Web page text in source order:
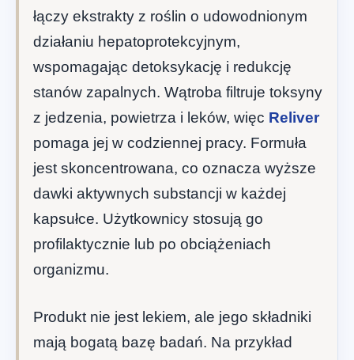
łączy ekstrakty z roślin o udowodnionym
działaniu hepatoprotekcyjnym,
wspomagając detoksykację i redukcję
stanów zapalnych. Wątroba filtruje toksyny
z jedzenia, powietrza i leków, więc Reliver
pomaga jej w codziennej pracy. Formuła
jest skoncentrowana, co oznacza wyższe
dawki aktywnych substancji w każdej
kapsułce. Użytkownicy stosują go
profilaktycznie lub po obciążeniach
organizmu.
Produkt nie jest lekiem, ale jego składniki
mają bogatą bazę badań. Na przykład